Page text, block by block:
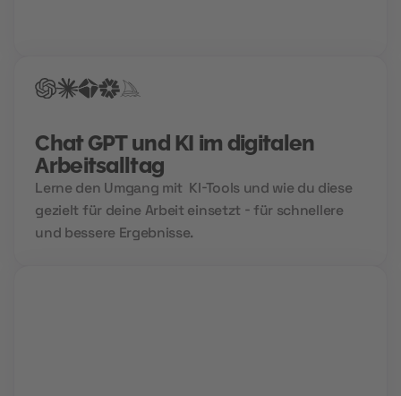
Chat GPT und KI im digitalen
Arbeitsalltag
Lerne den Umgang mit KI-Tools und wie du diese
gezielt für deine Arbeit einsetzt - für schnellere
und bessere Ergebnisse.